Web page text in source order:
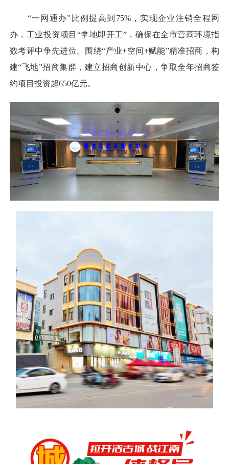
“一网通办”比例提高到75%，实现企业注销全程网
办，工业投资项目“拿地即开工”，确保在全市营商环境指
数考评中争先进位。围绕“产业+空间+赋能”精准招商，构
建“飞地”招商集群，建立招商创新中心，争取全年招商签
约项目投资超650亿元。